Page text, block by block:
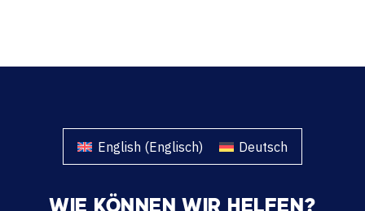
English (Englisch) Deutsch